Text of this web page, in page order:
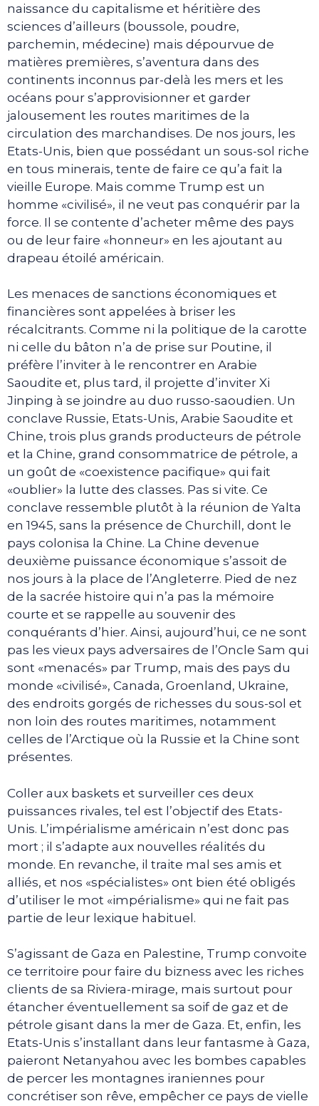
naissance du capitalisme et héritière des
sciences d’ailleurs (boussole, poudre,
parchemin, médecine) mais dépourvue de
matières premières, s’aventura dans des
continents inconnus par-delà les mers et les
océans pour s’approvisionner et garder
jalousement les routes maritimes de la
circulation des marchandises. De nos jours, les
Etats-Unis, bien que possédant un sous-sol riche
en tous minerais, tente de faire ce qu’a fait la
vieille Europe. Mais comme Trump est un
homme «civilisé», il ne veut pas conquérir par la
force. Il se contente d’acheter même des pays
ou de leur faire «honneur» en les ajoutant au
drapeau étoilé américain.
Les menaces de sanctions économiques et
financières sont appelées à briser les
récalcitrants. Comme ni la politique de la carotte
ni celle du bâton n’a de prise sur Poutine, il
préfère l’inviter à le rencontrer en Arabie
Saoudite et, plus tard, il projette d’inviter Xi
Jinping à se joindre au duo russo-saoudien. Un
conclave Russie, Etats-Unis, Arabie Saoudite et
Chine, trois plus grands producteurs de pétrole
et la Chine, grand consommatrice de pétrole, a
un goût de «coexistence pacifique» qui fait
«oublier» la lutte des classes. Pas si vite. Ce
conclave ressemble plutôt à la réunion de Yalta
en 1945, sans la présence de Churchill, dont le
pays colonisa la Chine. La Chine devenue
deuxième puissance économique s’assoit de
nos jours à la place de l’Angleterre. Pied de nez
de la sacrée histoire qui n’a pas la mémoire
courte et se rappelle au souvenir des
conquérants d’hier. Ainsi, aujourd’hui, ce ne sont
pas les vieux pays adversaires de l’Oncle Sam qui
sont «menacés» par Trump, mais des pays du
monde «civilisé», Canada, Groenland, Ukraine,
des endroits gorgés de richesses du sous-sol et
non loin des routes maritimes, notamment
celles de l’Arctique où la Russie et la Chine sont
présentes.
Coller aux baskets et surveiller ces deux
puissances rivales, tel est l’objectif des Etats-
Unis. L’impérialisme américain n’est donc pas
mort ; il s’adapte aux nouvelles réalités du
monde. En revanche, il traite mal ses amis et
alliés, et nos «spécialistes» ont bien été obligés
d’utiliser le mot «impérialisme» qui ne fait pas
partie de leur lexique habituel.
S’agissant de Gaza en Palestine, Trump convoite
ce territoire pour faire du bizness avec les riches
clients de sa Riviera-mirage, mais surtout pour
étancher éventuellement sa soif de gaz et de
pétrole gisant dans la mer de Gaza. Et, enfin, les
Etats-Unis s’installant dans leur fantasme à Gaza,
paieront Netanyahou avec les bombes capables
de percer les montagnes iraniennes pour
concrétiser son rêve, empêcher ce pays de vielle